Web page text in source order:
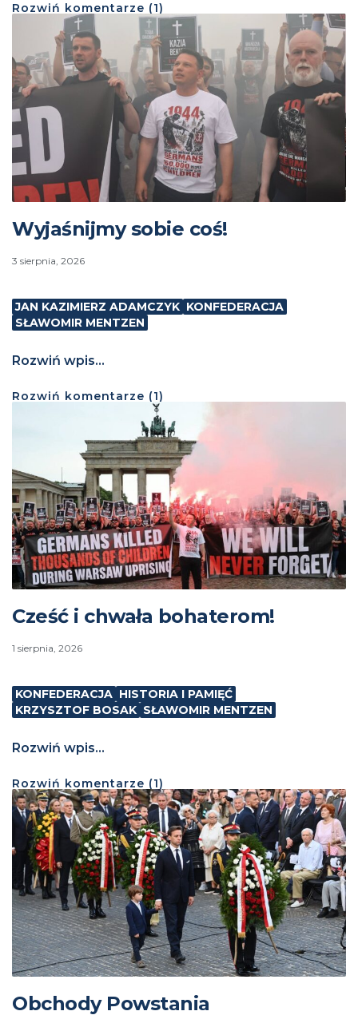
Rozwiń komentarze (1)
Wyjaśnijmy sobie coś!
3 sierpnia, 2026
JAN KAZIMIERZ ADAMCZYK KONFEDERACJA
SŁAWOMIR MENTZEN
Rozwiń wpis...
Rozwiń komentarze (1)
Cześć i chwała bohaterom!
1 sierpnia, 2026
KONFEDERACJA HISTORIA I PAMIĘĆ
KRZYSZTOF BOSAK SŁAWOMIR MENTZEN
Rozwiń wpis...
Rozwiń komentarze (1)
Obchody Powstania